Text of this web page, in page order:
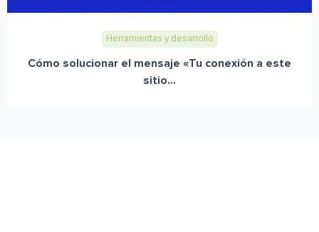
Herramientas y desarrollo
Cómo solucionar el mensaje «Tu conexión a este
sitio...